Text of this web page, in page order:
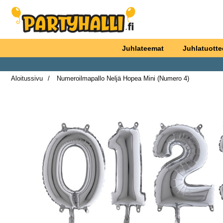
Ostoskori laajennettu Partyhallen AB
Juhlateemat
Aloitussivu
Numeroilmapallo Neljä Hopea Mini (Numero 4)